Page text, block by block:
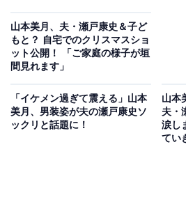
山本美月、夫・瀬戸康史＆子ど
もと？ 自宅でのクリスマスショ
ット公開！ 「ご家庭の様子が垣
間見れます」
「イケメン過ぎて震える」山本
美月、男装姿が夫の瀬戸康史ソ
ックリと話題に！
山本
夫・
涙し
てい